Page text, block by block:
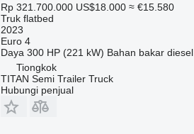
Rp 321.700.000 US$18.000 ≈ €15.580
Truk flatbed
2023
Euro 4
Daya 300 HP (221 kW) Bahan bakar diesel
Tiongkok
TITAN Semi Trailer Truck
Hubungi penjual